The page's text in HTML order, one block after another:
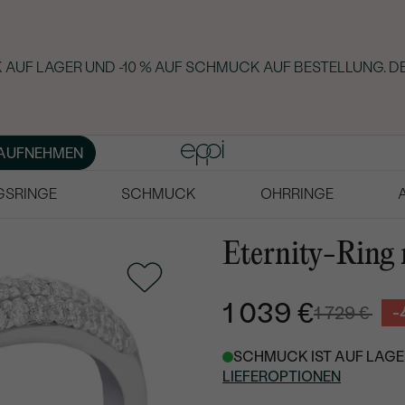
LAGER UND -10 % AUF SCHMUCK AUF BESTELLUNG.
SCHMUCK OHRRINGE
Eternity-Ring
1 039 €1 729 € -
SCHMUCK IST AUF
LIEFEROPTIONEN